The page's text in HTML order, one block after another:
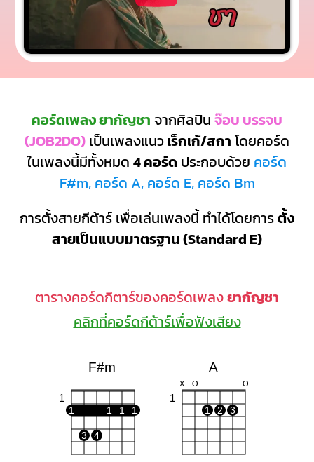
คอร์ดเพลง ยากัญชา จากศิลปิน จ๊อบ บรรจบ
(JOB2DO) เป็นเพลงแนวเร็กเก้/สกา โดยคอร์ด
ในเพลงนี้มีทั้งหมด 4 คอร์ด ประกอบด้วย คอร์ด
F#m, คอร์ด A, คอร์ด E, คอร์ด Bm
การตั้งสายกีต้าร์ เพื่อเล่นเพลงนี้ ทำได้โดยการตั้ง
สายเป็นแบบมาตรฐาน (Standard E)
ตารางคอร์ดกีตาร์ของคอร์ดเพลงยากัญชา
คลิกที่คอร์ดกีต้าร์เพื่อฟังเสียง
F#m
1
1 1 1 1
3 4
A
X O O
1
1 2 3